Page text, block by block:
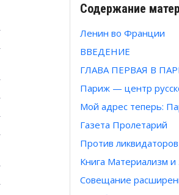
Содержание
Ленин во Франции
ВВЕДЕНИЕ
ГЛАВА ПЕРВАЯ В
Париж — центр
Мой адрес теперь:
Газета Пролетарий
Против ликвидаторов
Книга Материализм
Совещание